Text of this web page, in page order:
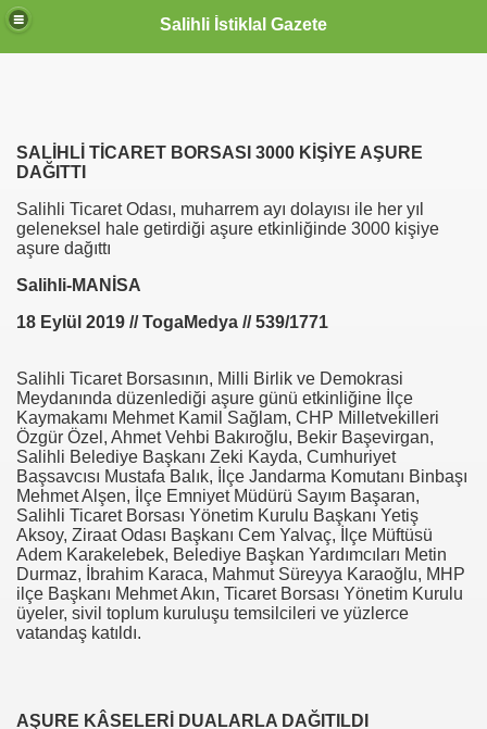
Salihli İstiklal Gazete
SALİHLİ TİCARET BORSASI 3000 KİŞİYE AŞURE
DAĞITTI
Salihli Ticaret Odası, muharrem ayı dolayısı ile her yıl
geleneksel hale getirdiği aşure etkinliğinde 3000 kişiye
aşure dağıttı
Salihli-MANİSA
18 Eylül 2019 // TogaMedya // 539/1771
Salihli Ticaret Borsasının, Milli Birlik ve Demokrasi
Meydanında düzenlediği aşure günü etkinliğine İlçe
Kaymakamı Mehmet Kamil Sağlam, CHP Milletvekilleri
Özgür Özel, Ahmet Vehbi Bakıroğlu, Bekir Başevirgan,
Salihli Belediye Başkanı Zeki Kayda, Cumhuriyet
Başsavcısı Mustafa Balık, İlçe Jandarma Komutanı Binbaşı
Mehmet Alşen, İlçe Emniyet Müdürü Sayım Başaran,
Salihli Ticaret Borsası Yönetim Kurulu Başkanı Yetiş
Aksoy, Ziraat Odası Başkanı Cem Yalvaç, İlçe Müftüsü
Adem Karakelebek, Belediye Başkan Yardımcıları Metin
Durmaz, İbrahim Karaca, Mahmut Süreyya Karaoğlu, MHP
ilçe Başkanı Mehmet Akın, Ticaret Borsası Yönetim Kurulu
üyeler, sivil toplum kuruluşu temsilcileri ve yüzlerce
vatandaş katıldı.
AŞURE KÂSELERİ DUALARLA DAĞITILDI